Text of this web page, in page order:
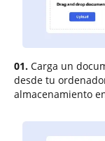
01. Carga un
desde tu
almacenamiento